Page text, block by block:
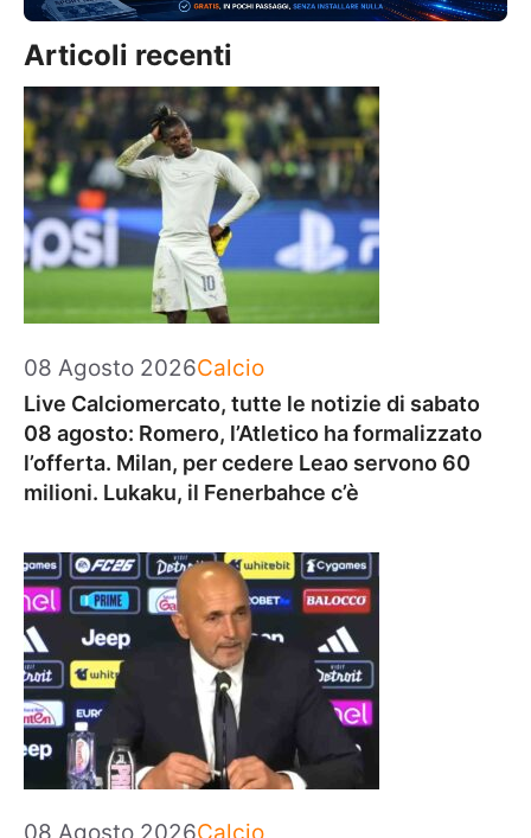
Articoli recenti
08 Agosto 2026Categorie
Calcio
Live Calciomercato, tutte le notizie di sabato
08 agosto: Romero, l’Atletico ha formalizzato
l’offerta. Milan, per cedere Leao servono 60
milioni. Lukaku, il Fenerbahce c’è
Categorie